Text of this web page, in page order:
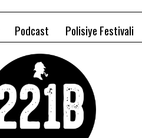
Podcast Polisiye Festivali